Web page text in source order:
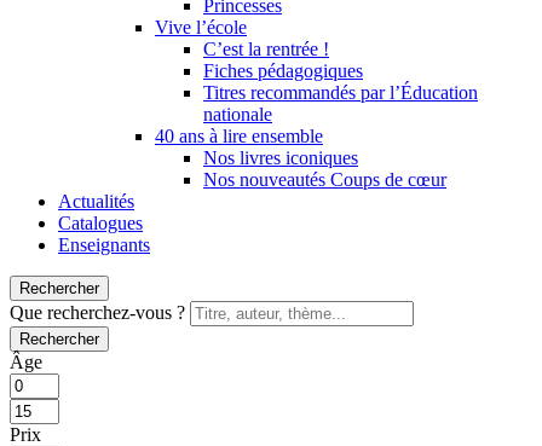
Princesses
Vive l’école
C’est la rentrée !
Fiches pédagogiques
Titres recommandés par l’Éducation
nationale
40 ans à lire ensemble
Nos livres iconiques
Nos nouveautés Coups de cœur
Actualités
Catalogues
Enseignants
Rechercher
Que recherchez-vous ?
Rechercher
Âge
Prix